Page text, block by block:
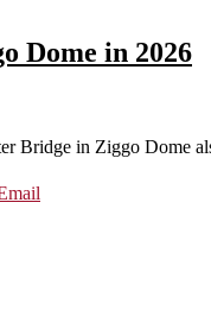
Dome in 2026
Bridge in Ziggo Dome